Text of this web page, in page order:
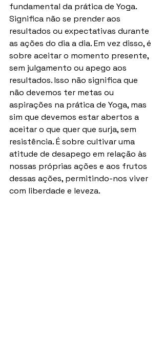
fundamental da prática de Yoga.
Significa não se prender aos
resultados ou expectativas durante
as ações do dia a dia. Em vez disso, é
sobre aceitar o momento presente,
sem julgamento ou apego aos
resultados. Isso não significa que
não devemos ter metas ou
aspirações na prática de Yoga, mas
sim que devemos estar abertos a
aceitar o que quer que surja, sem
resistência. É sobre cultivar uma
atitude de desapego em relação às
nossas próprias ações e aos frutos
dessas ações, permitindo-nos viver
com liberdade e leveza.